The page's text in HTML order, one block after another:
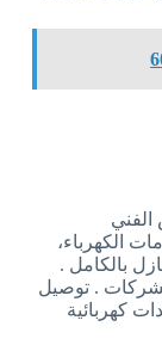
الفني
الكهرباء،
بالكامل .
. توصيل
كهربائية